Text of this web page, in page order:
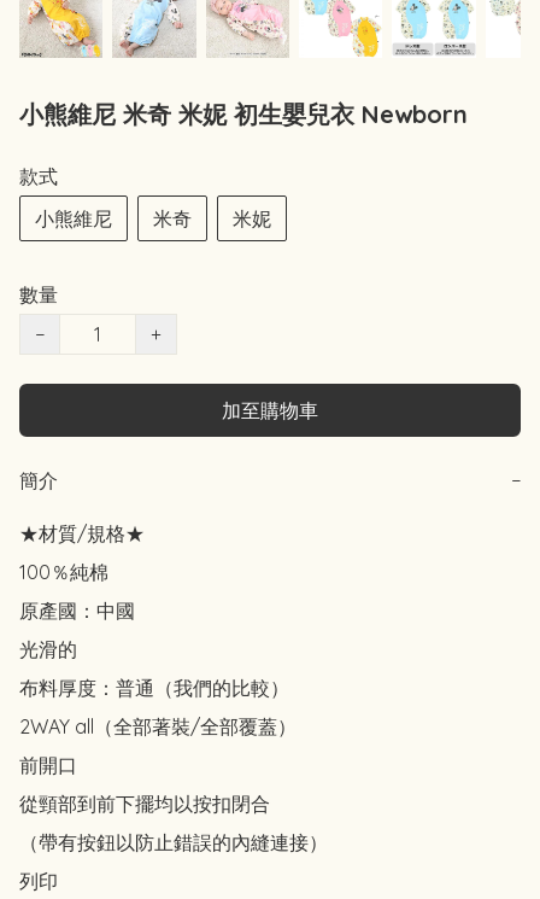
小熊維尼 米奇 米妮 初生嬰兒衣 Newborn
款式
小熊維尼
米奇 米妮
數量
−
+
加至購物車
簡介 −
★材質/規格★
100％純棉
原產國：中國
光滑的
布料厚度：普通（我們的比較）
2WAY all（全部著裝/全部覆蓋）
前開口
從頸部到前下擺均以按扣閉合
（帶有按鈕以防止錯誤的內縫連接）
列印